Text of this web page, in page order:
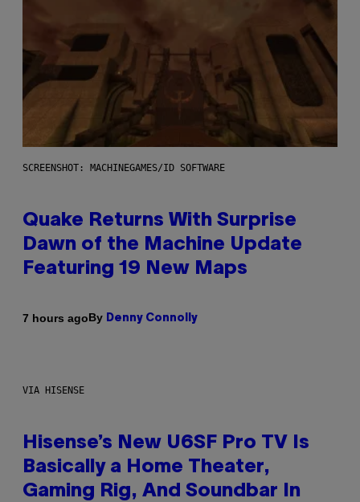
SCREENSHOT: MACHINEGAMES/ID SOFTWARE
Quake Returns With Surprise
Dawn of the Machine Update
Featuring 19 New Maps
7 hours agoBy Denny Connolly
VIA HISENSE
Hisense’s New U6SF Pro TV Is
Basically a Home Theater,
Gaming Rig, And Soundbar In